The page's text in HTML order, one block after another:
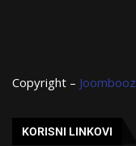
Copyright – Joombooz
KORISNI LINKOVI